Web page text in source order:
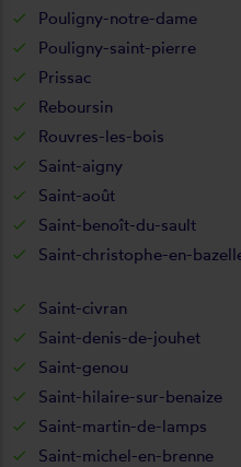
Pouligny-notre-dame
Pouligny-saint-pierre
Prissac
Reboursin
Rouvres-les-bois
Saint-aigny
Saint-août
Saint-benoît-du-sault
Saint-christophe-en-
Saint-civran
Saint-denis-de-jouhet
Saint-genou
Saint-hilaire-sur-benaize
Saint-martin-de-lamps
Saint-michel-en-brenne